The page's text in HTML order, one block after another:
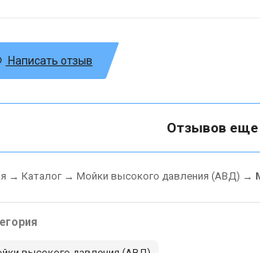
Написать отзыв
Отзывов
→ Каталог→ Мойки высокого давления (АВД) →